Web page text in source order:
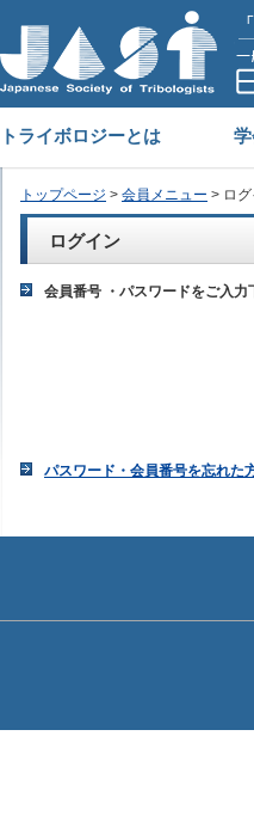
トライボロジーとは
トップページ > 会員メニュー > ログ
ログイン
会員番号 ・パスワードをご入力
パスワード・会員番号を忘れた